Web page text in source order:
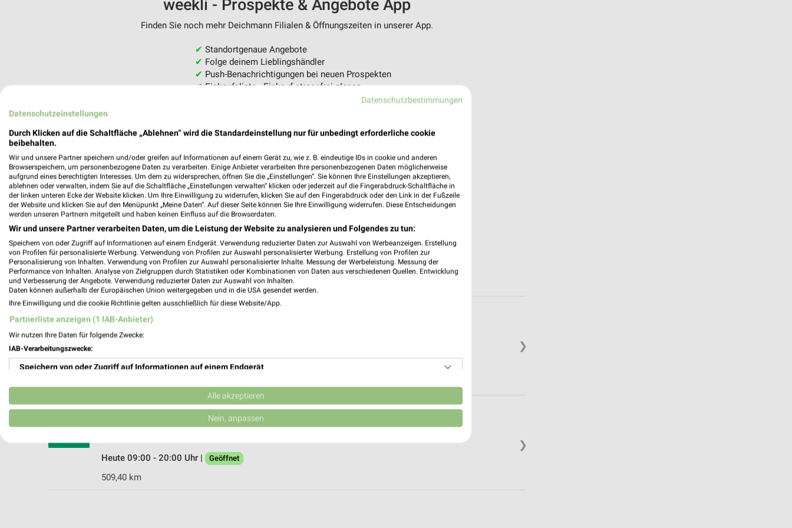
weekli - Prospekte & Angebote App
Finden Sie noch mehr Deichmann Filialen & Öffnungszeiten in unserer App.
✔ Standortgenaue Angebote
✔ Folge deinem Lieblingshändler
✔ Push-Benachrichtigungen bei neuen Prospekten
✔Einkaufsliste - Einkauf stressfrei planen
❯
DEICHMANN Mühlacker
Vetterstraße 29
75417 Mühlacker
Heute 09:00 - 19:00 Uhr | Geöffnet
❯
DEICHMANN Bretten
Pforzheimer Straße 46
Heute 09:00 - 20:00 Uhr |
Geöffnet
509,40 km
Datenschutzbestimmungen
Datenschutzeinstellungen
Durch Klicken auf die Schaltfläche „Ablehnen“ wird die Standardeinstellung nur für unbedingt erforderliche cookie
beibehalten.
Wir und unsere Partner speichern und/oder greifen auf Informationen auf einem Gerät zu, wie z. B. eindeutige IDs in cookie und anderen
Browserspeichern, um personenbezogene Daten zu verarbeiten. Einige Anbieter verarbeiten Ihre personenbezogenen Daten möglicherweise
aufgrund eines berechtigten Interesses. Um dem zu widersprechen, öffnen Sie die „Einstellungen“. Sie können Ihre Einstellungen akzeptieren,
ablehnen oder verwalten, indem Sie auf die Schaltfläche „Einstellungen verwalten“ klicken oder jederzeit auf die Fingerabdruck-Schaltfläche in
der linken unteren Ecke der Website klicken. Um Ihre Einwilligung zu widerrufen, klicken Sie auf den Fingerabdruck oder den Link in der Fußzeile
der Website und klicken Sie auf den Menüpunkt „Meine Daten“. Auf dieser Seite können Sie Ihre Einwilligung widerrufen. Diese Entscheidungen
werden unseren Partnern mitgeteilt und haben keinen Einfluss auf die Browserdaten.
Wir und unsere Partner verarbeiten Daten, um die Leistung der Website zu analysieren und Folgendes zu tun:
Speichern von oder Zugriff auf Informationen auf einem Endgerät. Verwendung reduzierter Daten zur Auswahl von Werbeanzeigen. Erstellung
von Profilen für personalisierte Werbung. Verwendung von Profilen zur Auswahl personalisierter Werbung. Erstellung von Profilen zur
Personalisierung von Inhalten. Verwendung von Profilen zur Auswahl personalisierter Inhalte. Messung der Werbeleistung. Messung der
Performance von Inhalten. Analyse von Zielgruppen durch Statistiken oder Kombinationen von Daten aus verschiedenen Quellen. Entwicklung
und Verbesserung der Angebote. Verwendung reduzierter Daten zur Auswahl von Inhalten.
Daten können außerhalb der Europäischen Union weitergegeben und in die USA gesendet werden.
Ihre Einwilligung und die cookie Richtlinie gelten ausschließlich für diese Website/App.
Partnerliste anzeigen (1 IAB-Anbieter)
Wir nutzen Ihre Daten für folgende Zwecke:
IAB-Verarbeitungszwecke:
Speichern von oder Zugriff auf Informationen auf einem Endgerät
Verwendung reduzierter Daten zur Auswahl von Werbeanzeigen
Erstellung von Profilen für personalisierte Werbung
Erstellung von Profilen zur Personalisierung von Inhalten
Alle akzeptieren
Nein, anpassen